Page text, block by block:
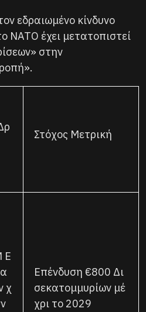
εδραιωμένο κίνδυνο
ΝΑΤΟ έχει μετατοπιστεί
στην
Στόχος Μετρική
E
χ
Επένδυση €800 Δι
σεκατομμυρίων μέ
χρι το 2029